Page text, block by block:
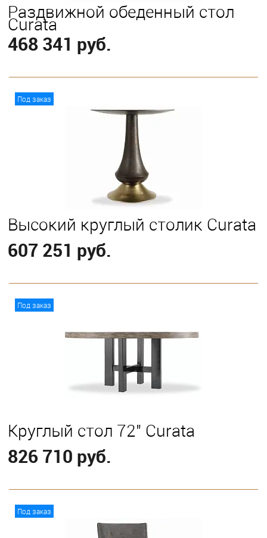
Раздвижной обеденный стол
Curata
468 341 руб.
Под заказ
Высокий круглый столик Curata
607 251 руб.
Под заказ
Круглый стол 72" Curata
826 710 руб.
Под заказ